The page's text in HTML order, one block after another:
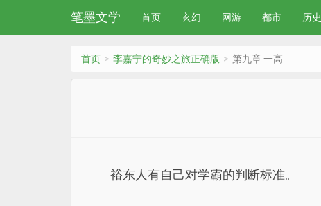
笔墨文学 首页 玄幻 网游 都市 历史
首页 李嘉宁的奇妙之旅正确版 第九章 一高
裕东人有自己对学霸的判断标准。